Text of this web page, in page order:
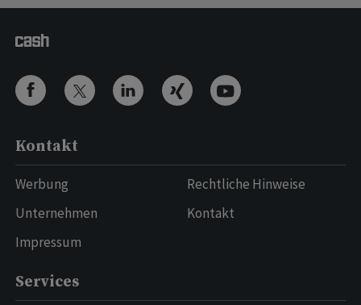
Kontakt
Werbung
Unternehmen
Impressum
Rechtliche Hinweise
Kontakt
Services